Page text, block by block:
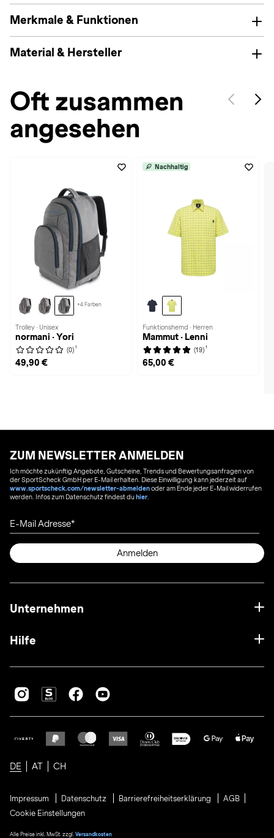
Merkmale & Funktionen
Material & Hersteller
Oft zusammen
angesehen
+4 Farben
Trolley · Unisex
normani · Yori
(0) 1
49,90 €
Nachhaltig
Funktionshemd · Herren
Mammut · Lenni
(19) 1
65,00 €
ZUM NEWSLETTER ANMELDEN
Ich möchte zukünftig Angebote, Gutscheine, Trends und Bewertungsanfragen von
der SportScheck GmbH per E-Mail erhalten. Diese Einwilligung kann jederzeit auf
www.sportscheck.com/newsletter-abmeldenoder am Ende jeder E-Mail widerrufen
werden. Infos zum Datenschutz findest duhier
E-Mail Adresse
Anmelden
Unternehmen
Hilfe
DE AT CH
Impressum Datenschutz Barrierefreiheitserklärung
AGB
Cookie Einstellungen
Alle Preise inkl. MwSt. zzgl. Versandkosten